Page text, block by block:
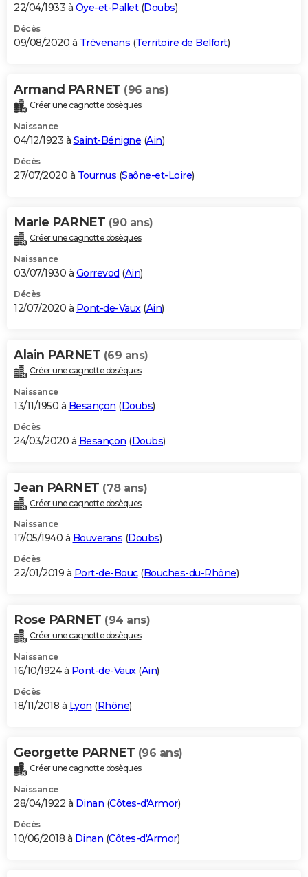
22/04/1933 à Oye-et-Pallet(Doubs)
Décès
09/08/2020 à Trévenans (Territoire de Belfort)
Armand PARNET (96 ans)
Créer une cagnotte obsèques
Naissance
04/12/1923 à Saint-Bénigne (Ain)
Décès
27/07/2020 à Tournus (Saône-et-Loire)
Marie PARNET (90 ans)
Créer une cagnotte obsèques
Naissance
03/07/1930 à Gorrevod (Ain)
Décès
12/07/2020 à Pont-de-Vaux(Ain)
Alain PARNET (69 ans)
Créer une cagnotte obsèques
Naissance
13/11/1950 à Besançon (Doubs)
Décès
24/03/2020 à Besançon (Doubs)
Jean PARNET (78 ans)
Créer une cagnotte obsèques
Naissance
17/05/1940 à Bouverans (Doubs)
Décès
22/01/2019 à Port-de-Bouc(Bouches-du-Rhône)
Rose PARNET (94 ans)
Créer une cagnotte obsèques
Naissance
16/10/1924 à Pont-de-Vaux(Ain)
Décès
18/11/2018 à Lyon (Rhône)
Georgette PARNET (96 ans)
Créer une cagnotte obsèques
Naissance
28/04/1922 à Dinan (Côtes-d'Armor)
Décès
10/06/2018 à Dinan (Côtes-d'Armor)